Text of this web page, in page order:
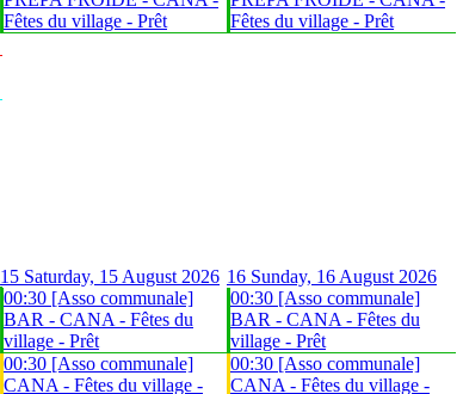
Fêtes du village - Prêt
Fêtes du village - Prêt
15 Saturday, 15 August 2026
00:30 [Asso communale]
BAR - CANA - Fêtes du
village - Prêt
00:30 [Asso communale]
CANA - Fêtes du village -
16 Sunday, 16 August 2026
00:30 [Asso communale]
BAR - CANA - Fêtes du
village - Prêt
00:30 [Asso communale]
CANA - Fêtes du village -